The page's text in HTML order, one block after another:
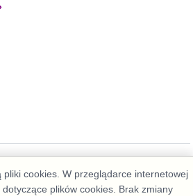
pliki cookies. W przeglądarce internetowej
plików cookies. Brak zmiany